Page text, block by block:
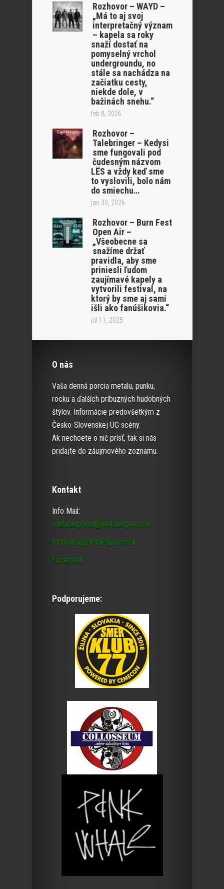
Rozhovor – WAYD –
„Má to aj svoj
interpretačný význam
– kapela sa roky
snaží dostať na
pomyselný vrchol
undergroundu, no
stále sa nachádza na
začiatku cesty,
niekde dole, v
bažinách snehu.“
feb 8, 2026
Rozhovor –
Talebringer – Kedysi
sme fungovali pod
čudesným názvom
LËS a vždy keď sme
to vyslovili, bolo nám
do smiechu…
jan 30, 2026
Rozhovor – Burn Fest
Open Air –
„Všeobecne sa
snažíme držať
pravidla, aby sme
priniesli ľudom
zaujímavé kapely a
vytvorili festival, na
ktorý by sme aj sami
išli ako fanúšikovia.“
júl 11, 2025
O nás
Vaša denná porcia metalu, punku,
rocku a ďalších príbuzných hudobných
štýlov. Informácie predovšetkým z
Česko-Slovenskej UG scény.
Ak nechcete o nič prísť, tak si nás
pridajte do záujmového zoznamu.
Kontakt
Info Mail:
metalexpress@metalexpress.sk
mrtvolka@metalexpress.sk
Facebook
Podporujeme: